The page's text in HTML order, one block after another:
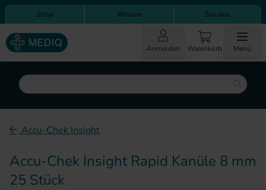
Direkt zum Inhalt
Direkt zur Hauptnavigation
Shop Wissen Service
Anmelden Warenkorb Menü
Suche
Accu-Chek Insight
Accu-Chek Insight Rapid Kanüle 8 mm
25 Stück